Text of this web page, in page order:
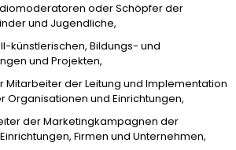
oder Schöpfer der
und Jugendliche,
künstlerischen, Bildungs- und
und Projekten,
Mitarbeiter der Leitung und Implementation
Organisationen und Einrichtungen,
der Marketingkampagnen der
Firmen und Unternehmen,